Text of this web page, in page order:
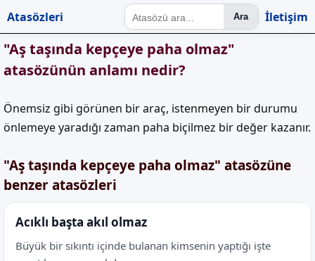
Atasözleri Ara İletişim
"Aş taşında kepçeye paha olmaz"
atasözünün anlamı nedir?
Önemsiz gibi görünen bir araç, istenmeyen bir durumu
önlemeye yaradığı zaman paha biçilmez bir değer kazanır.
"Aş taşında kepçeye paha olmaz" atasözüne
benzer atasözleri
Acıklı başta akıl olmaz
Büyük bir sıkıntı içinde bulanan kimsenin yaptığı işte